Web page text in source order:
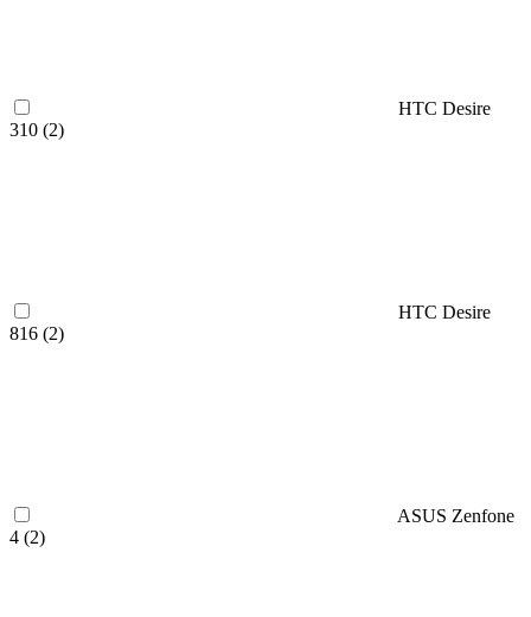
HTC Desire
310 (2)
HTC Desire
816 (2)
ASUS Zenfone
4 (2)